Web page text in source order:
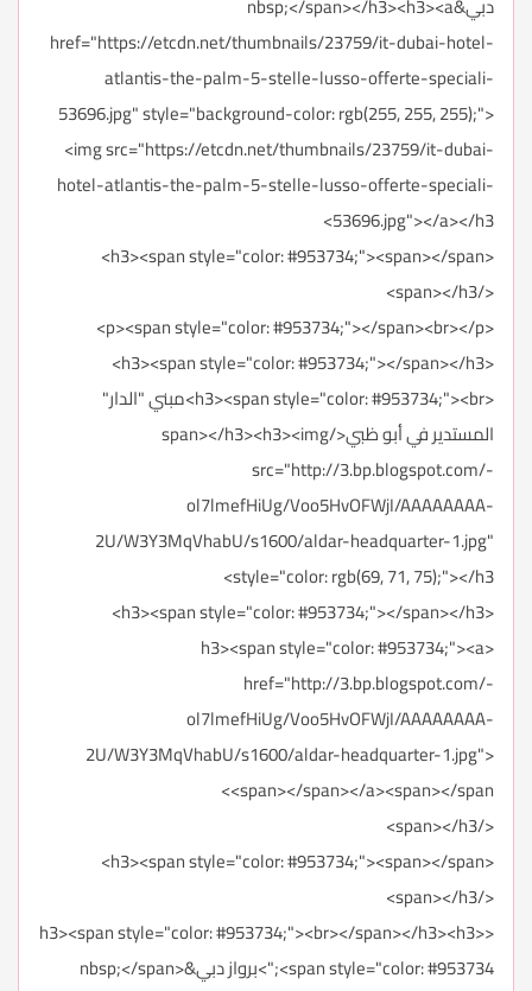
href="https://etcdn.net/thumbnails/23759/it-dubai-hotel-
atlantis-the-palm-5-stelle-lusso-offerte-speciali-
53696.jpg" style="background-color: rgb(255, 255, 255);">
<img src="https://etcdn.net/thumbnails/23759/it-dubai-
hotel-atlantis-the-palm-5-stelle-lusso-offerte-speciali-
53696.jpg"></a></h3>
<h3><span style="color: #953734;"><span></span>
</span></h3>
<p><span style="color: #953734;"></span><br></p>
<h3><span style="color: #953734;"></span></h3>
<h3><span style="color: #953734;"><br>مبني "الدار"
المستدير في أبو ظبي</span></h3><h3><img
src="http://3.bp.blogspot.com/-
ol7lmefHiUg/Voo5HvOFWjI/AAAAAAAA-
2U/W3Y3MqVhabU/s1600/aldar-headquarter-1.jpg"
style="color: rgb(69, 71, 75);"></h3>
<h3><span style="color: #953734;"></span></h3>
<h3><span style="color: #953734;"><a
href="http://3.bp.blogspot.com/-
ol7lmefHiUg/Voo5HvOFWjI/AAAAAAAA-
2U/W3Y3MqVhabU/s1600/aldar-headquarter-1.jpg">
<span></span></a><span></span>
</span></h3>
<h3><span style="color: #953734;"><span></span>
</span></h3>
<h3><span style="color: #953734;"><br></span></h3><h3>
<span style="color: #953734;">برواز دبي&nbsp;</span>